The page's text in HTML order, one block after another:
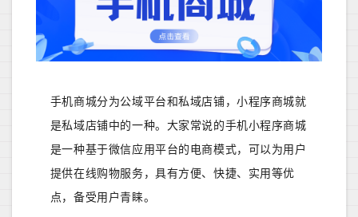
手机商城分为公域平台和私域店铺，小程序商城就
是私域店铺中的一种。大家常说的手机小程序商城
是一种基于微信应用平台的电商模式，可以为用户
提供在线购物服务，具有方便、快捷、实用等优
点，备受用户青睐。